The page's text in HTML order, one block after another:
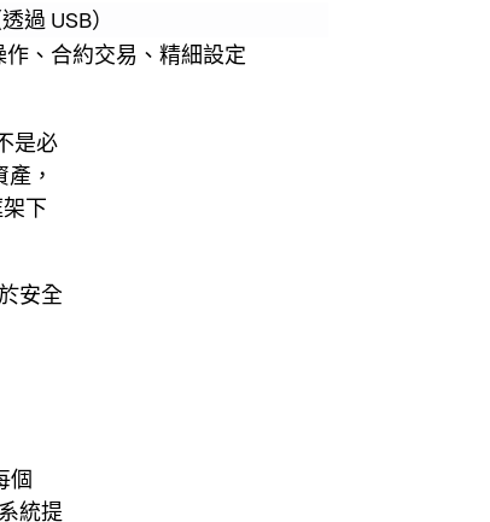
過 USB）
作、合約交易、精細設定
是必
，
下
安全
個
統提